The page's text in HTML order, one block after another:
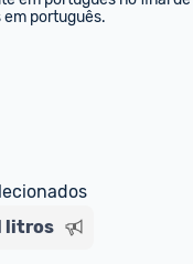
em português.
litros